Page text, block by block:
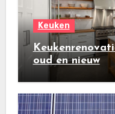
Keuken
oud en nieuw